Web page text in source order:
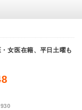
女医在籍、平日土曜も
930